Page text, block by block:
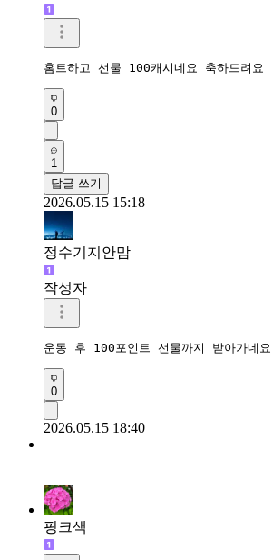
홈트하고 선물 100캐시네요 축하드려요
0
1
답글 쓰기
2026.05.15 15:18
정수기지안맘
작성자
운동 후 100포인트 선물까지 받아가네요
0
2026.05.15 18:40
핑크색